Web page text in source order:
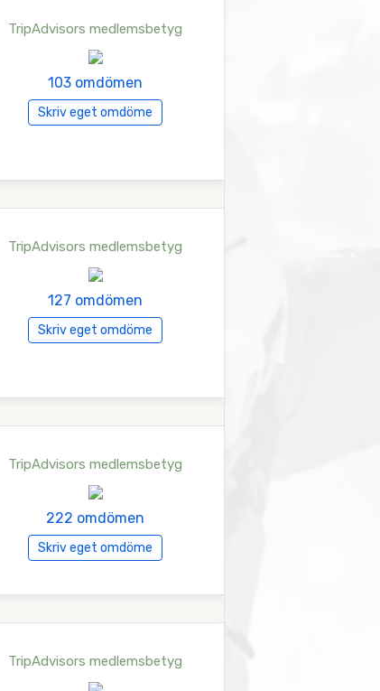
TripAdvisors medlemsbetyg
103 omdömen
Skriv eget omdöme
TripAdvisors medlemsbetyg
127 omdömen
Skriv eget omdöme
TripAdvisors medlemsbetyg
222 omdömen
Skriv eget omdöme
TripAdvisors medlemsbetyg